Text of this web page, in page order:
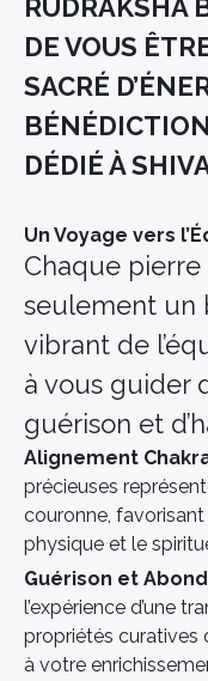
RUDRAKSHA
DE VOUS
SACRÉ
DÉDIÉ À
Un Voyage vers
Chaque pierre
seulement un
vibrant de
à vous guider
guérison et
Alignement
précieuses
couronne,
physique et le
Guérison et
l’expérience d’une
propriétés curatives
à votre